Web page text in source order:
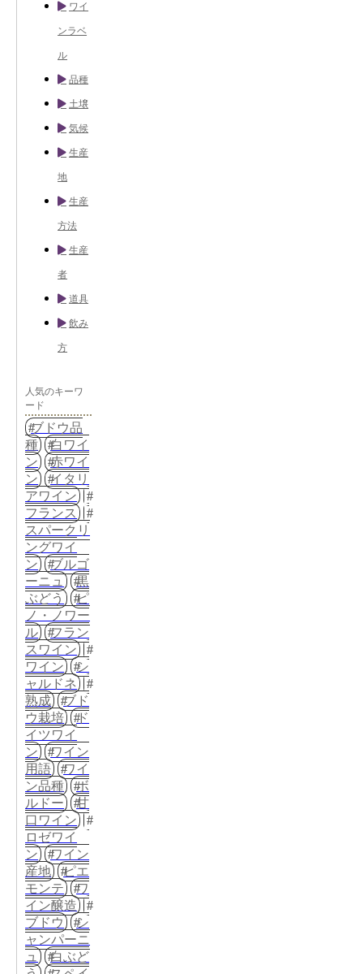
ワイ
ンラベ
ル
品種
土壌
気候
生産
地
生産
方法
生産
者
道具
飲み
方
人気のキーワ
ード
ブドウ品
種
白ワイ
ン
赤ワイ
ン
イタリ
アワイン
フランス
スパークリ
ングワイ
ン
ブルゴ
ーニュ
黒
ぶどう
ピ
ノ・ノワー
ル
フラン
スワイン
ワイン
シ
ャルドネ
熟成
ブド
ウ栽培
ド
イツワイ
ン
ワイン
用語
ワイ
ン品種
ボ
ルドー
甘
口ワイン
ロゼワイ
ン
ワイン
産地
ピエ
モンテ
ワ
イン醸造
ブドウ
シ
ャンパーニ
ュ
白ぶど